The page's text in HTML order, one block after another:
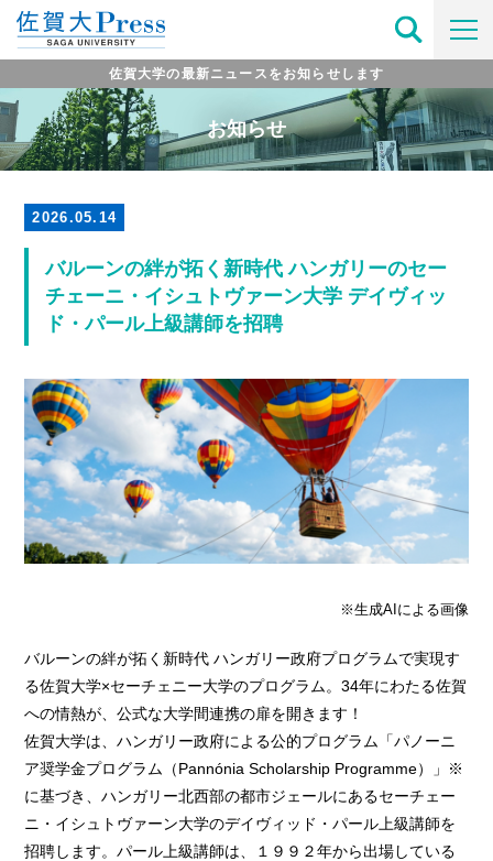
佐賀大学の最新ニュースをお知らせします
お知らせ
2026.05.14
バルーンの絆が拓く新時代 ハンガリーのセー
チェーニ・イシュトヴァーン大学 デイヴィッ
ド・パール上級講師を招聘
※生成AIによる画像
バルーンの絆が拓く新時代 ハンガリー政府プログラムで実現す
る佐賀大学×セーチェニー大学のプログラム。34年にわたる佐賀
への情熱が、公式な大学間連携の扉を開きます！
佐賀大学は、ハンガリー政府による公的プログラム「パノーニ
ア奨学金プログラム（Pannónia Scholarship Programme）」※
に基づき、ハンガリー北西部の都市ジェールにあるセーチェー
ニ・イシュトヴァーン大学のデイヴィッド・パール上級講師を
招聘します。パール上級講師は、１９９２年から出場している